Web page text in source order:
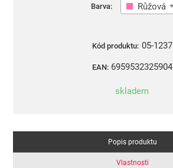
Barva: Růžová
Kód produktu: 05-1237
EAN: 6959532325904
skladem
Popis produktu
Vlastnosti